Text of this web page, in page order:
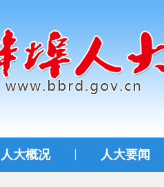
人大概况 人大要闻